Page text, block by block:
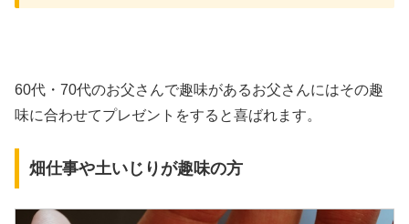
60代・70代のお父さんで趣味があるお父さんにはその趣
味に合わせてプレゼントをすると喜ばれます。
畑仕事や土いじりが趣味の方